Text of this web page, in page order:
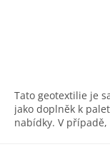
Tato geotextilie je
jako doplněk k
nabídky. V